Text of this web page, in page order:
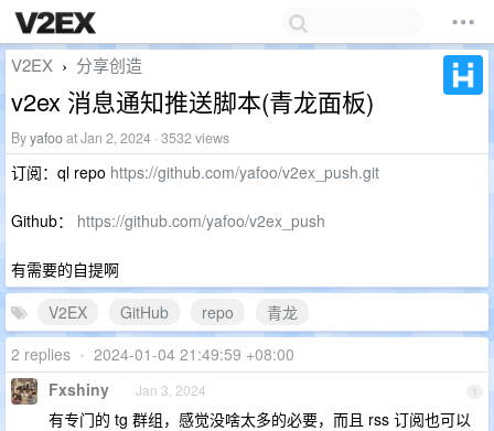
V2EX › 分享创造
v2ex 消息通知推送脚本(青龙面板)
Byyafooat Jan 2, 2024 · 3532 views
订阅：ql repo https://github.com/yafoo/v2ex_push.git
Github： https://github.com/yafoo/v2ex_push
有需要的自提啊
V2EX
GitHub repo
青龙
2 replies • 2024-01-04 21:49:59 +08:00
1
Fxshiny Jan 3, 2024
有专门的 tg 群组，感觉没啥太多的必要，而且 rss 订阅也可以